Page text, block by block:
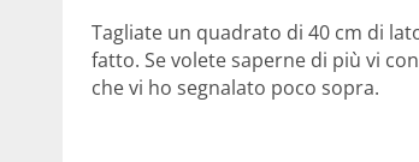
Tagliate un quadrato di 40 cm di
fatto. Se volete saperne di più vi
che vi ho segnalato poco sopra.